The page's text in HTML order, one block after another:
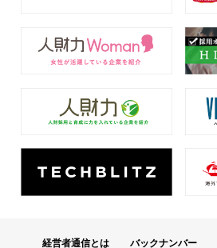
経営者通信とは バックナンバー